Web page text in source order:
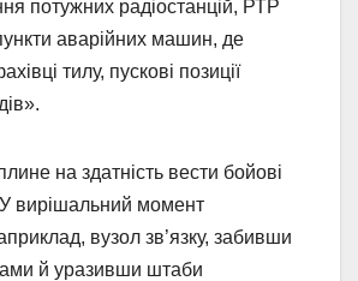
потужних радіостанцій, РТР
пункти аварійних машин, де
тилу, пускові позиції
на здатність вести бойові
У вирішальний момент
вузол зв’язку, забивши
й уразивши штаби